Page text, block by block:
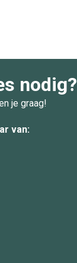
nodig?
je graag!
van: